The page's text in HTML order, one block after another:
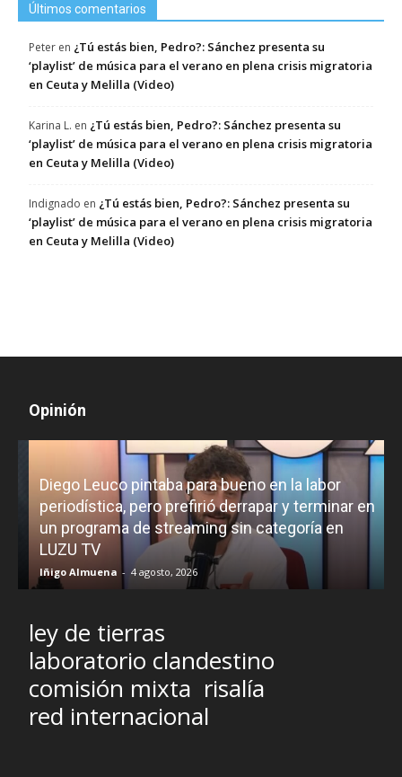
Últimos comentarios
Peter en ¿Tú estás bien, Pedro?: Sánchez presenta su
‘playlist’ de música para el verano en plena crisis migratoria
en Ceuta y Melilla (Video)
Karina L. en ¿Tú estás bien, Pedro?: Sánchez presenta su
‘playlist’ de música para el verano en plena crisis migratoria
en Ceuta y Melilla (Video)
Indignado en ¿Tú estás bien, Pedro?: Sánchez presenta su
‘playlist’ de música para el verano en plena crisis migratoria
en Ceuta y Melilla (Video)
Opinión
Diego Leuco pintaba para bueno en la labor
periodística, pero prefirió derrapar y terminar en
un programa de streaming sin categoría en
LUZU TV
Iñigo Almuena - 4 agosto, 2026
ley de tierras
laboratorio clandestino
comisión mixta risalía
red internacional